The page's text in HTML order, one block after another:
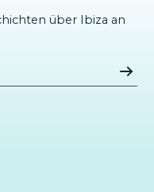
über Ibiza an